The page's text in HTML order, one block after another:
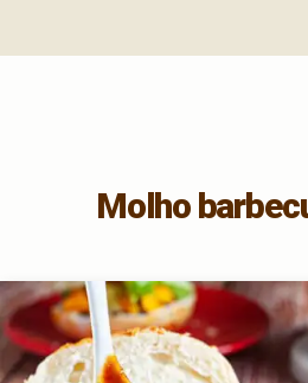
Molho